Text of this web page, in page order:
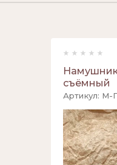
съёмный
Артикул: М-